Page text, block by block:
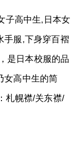
子高中生,日本女
手服,下身穿百褶
是日本校服的品
女高中生的简
札幌襟/关东襟/